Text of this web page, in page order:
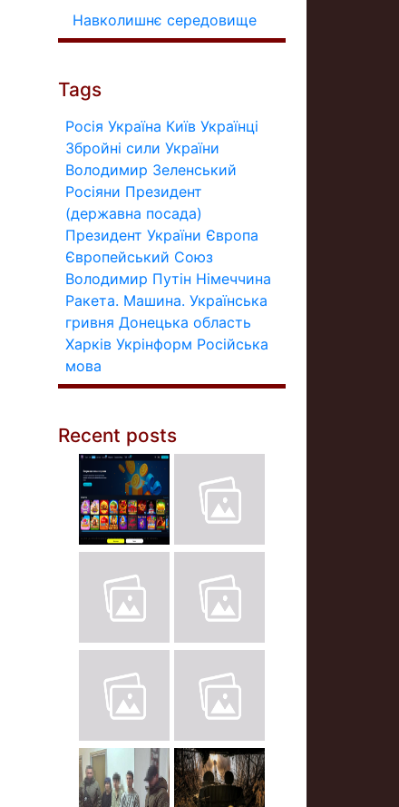
Навколишнє середовище
Tags
Росія Україна Київ Українці
Збройні сили України
Володимир Зеленський
Росіяни Президент
(державна посада)
Президент України Європа
Європейський Союз
Володимир Путін Німеччина
Ракета. Машина. Українська
гривня Донецька область
Харків Укрінформ Російська
мова
Recent posts